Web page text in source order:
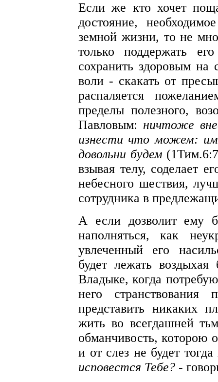
Если же кто хочет
достояние,
земной жизни, то не
только поддержать
сохранить здоровым
воли - скакать от
распаляется
пределы полезного,
Павловым: ничтоже
изнести что можем:
довольни будем
взывая телу, соделает
небесного шествия,
сотрудника в
А если дозволит ему
наполняться, как
увлеченный его
будет лежать
Владыке, когда
него
представить никаких
жить во всегдашней
обманчивость, которою
и от слез не будет
исповестся Тебе? -